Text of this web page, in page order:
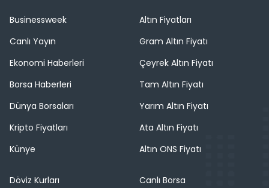
Businessweek
Canlı Yayın
Ekonomi Haberleri
Borsa Haberleri
Dünya Borsaları
Kripto Fiyatları
Künye
Altın Fiyatları
Gram Altın Fiyatı
Çeyrek Altın Fiyatı
Tam Altın Fiyatı
Yarım Altın Fiyatı
Ata Altın Fiyatı
Altın ONS Fiyatı
Döviz Kurları
Canlı Borsa